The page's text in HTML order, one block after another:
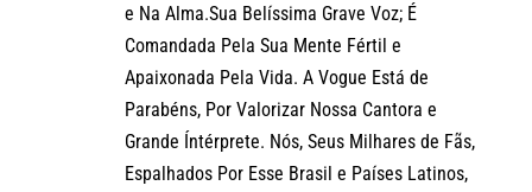
e Na Alma.Sua Belíssima Grave Voz; É
Comandada Pela Sua Mente Fértil e
Apaixonada Pela Vida. A Vogue Está de
Parabéns, Por Valorizar Nossa Cantora e
Grande Íntérprete. Nós, Seus Milhares de Fãs,
Espalhados Por Esse Brasil e Países Latinos,